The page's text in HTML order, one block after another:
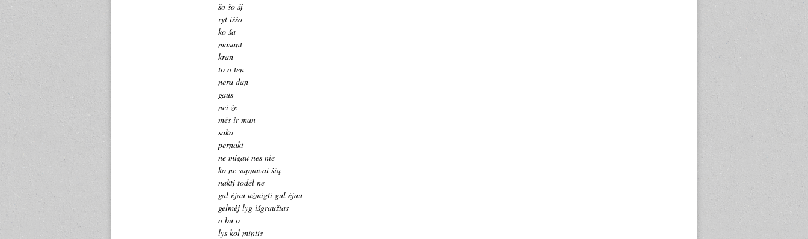
šo šo šį
ryt iššo
ko ša
masant
kran
to o ten
nėra dan
gaus
nei že
mės ir man
sako
pernakt
ne migau nes nie
ko ne sapnavai šią
naktį todėl ne
gal ėjau užmigti gul ėjau
gelmėj lyg išgraužtas
o bu o
lys kol mintis